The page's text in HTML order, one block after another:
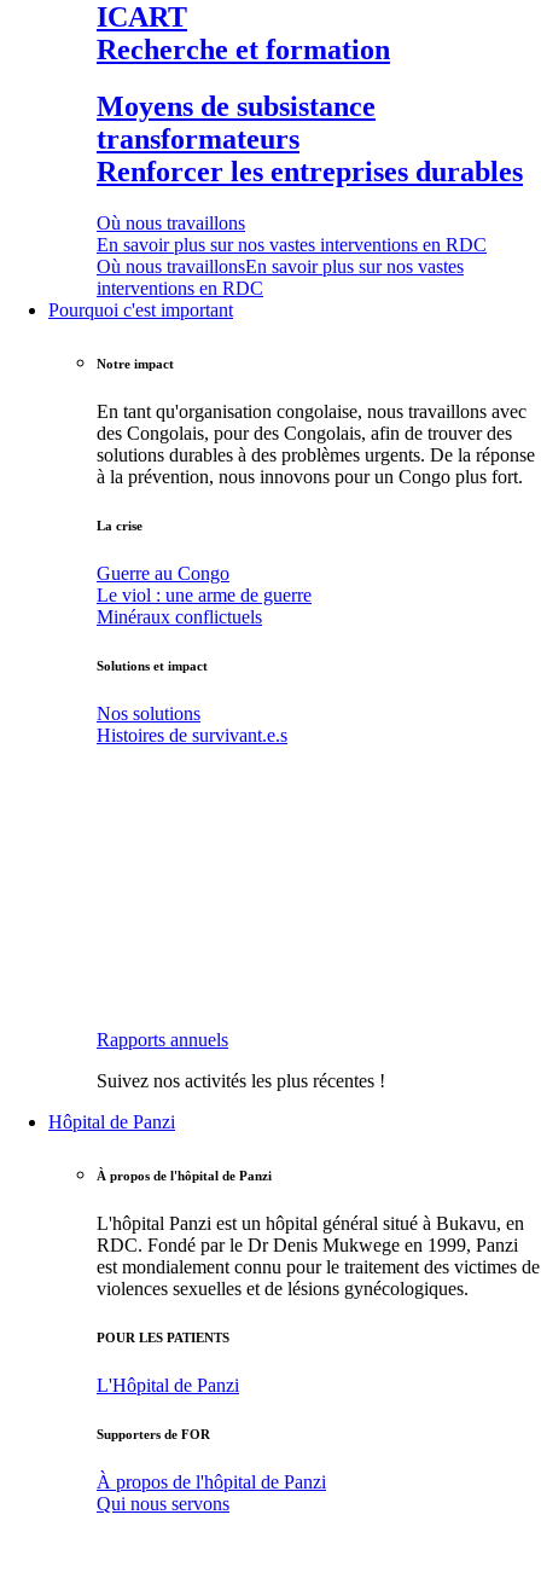
ICART
Recherche et formation
Moyens de subsistance
transformateurs
Renforcer les entreprises durables
Où nous travaillons
En savoir plus sur nos vastes interventions en RDC
Où nous travaillonsEn savoir plus sur nos vastes
interventions en RDC
Pourquoi c'est important
Notre impact
En tant qu'organisation congolaise, nous travaillons avec
des Congolais, pour des Congolais, afin de trouver des
solutions durables à des problèmes urgents. De la réponse
à la prévention, nous innovons pour un Congo plus fort.
La crise
Guerre au Congo
Le viol : une arme de guerre
Minéraux conflictuels
Solutions et impact
Nos solutions
Histoires de survivant.e.s
Rapports annuels
Suivez nos activités les plus récentes !
Hôpital de Panzi
À propos de l'hôpital de Panzi
L'hôpital Panzi est un hôpital général situé à Bukavu, en
RDC. Fondé par le Dr Denis Mukwege en 1999, Panzi
est mondialement connu pour le traitement des victimes de
violences sexuelles et de lésions gynécologiques.
POUR LES PATIENTS
L'Hôpital de Panzi
Supporters de FOR
À propos de l'hôpital de Panzi
Qui nous servons